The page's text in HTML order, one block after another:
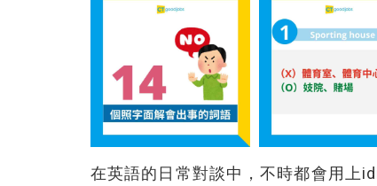
在英語的日常對談中，不時都會用上